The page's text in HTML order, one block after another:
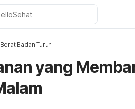
Badan Turun
yang